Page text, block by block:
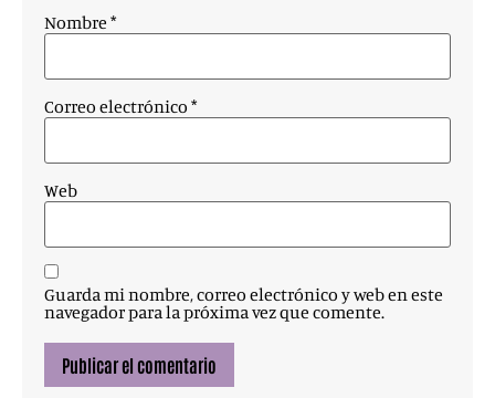
Nombre *
Correo electrónico *
Web
Guarda mi nombre, correo electrónico y web en este
navegador para la próxima vez que comente.